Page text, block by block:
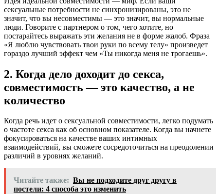
сексуальные потребности не синхронизированы, это не
значит, что вы несовместимы — это значит, вы нормальные
люди. Говорите с партнером о том, чего хотите, но
постарайтесь выражать эти желания не в форме жалоб. Фраза
«Я люблю чувствовать твои руки по всему телу» произведет
гораздо лучший эффект чем «Ты никогда меня не трогаешь».
2. Когда дело доходит до секса,
совместимость — это качество, а не
количество
Когда речь идет о сексуальной совместимости, легко подумать
о частоте секса как об основном показателе. Когда вы начнете
фокусироваться на качестве ваших интимных
взаимодействий, вы сможете сосредоточиться на преодолении
различий в уровнях желаний.
Читайте также: Вы не подходите друг другу в
постели: 4 способа это изменить